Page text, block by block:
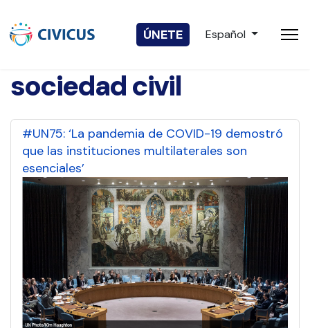
ÚNETE Seleccione su
Español
sociedad civil
#UN75: ‘La pandemia de COVID-19 demostró
que las instituciones multilaterales son
esenciales’